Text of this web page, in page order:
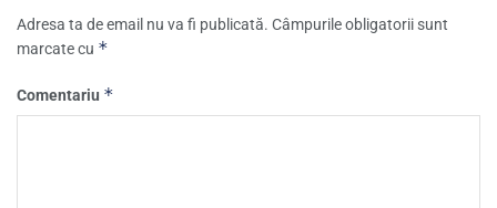
Adresa ta de email nu va fi publicată. Câmpurile obligatorii sunt
marcate cu *
Comentariu *